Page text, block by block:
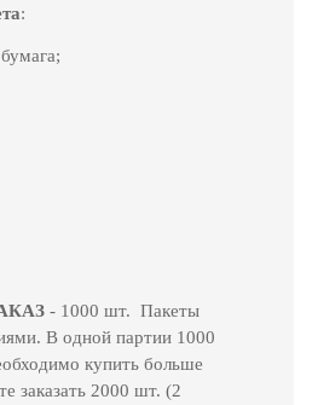
:
- 1000 шт. Пакеты
В одной партии 1000
купить больше
заказать 2000 шт. (2